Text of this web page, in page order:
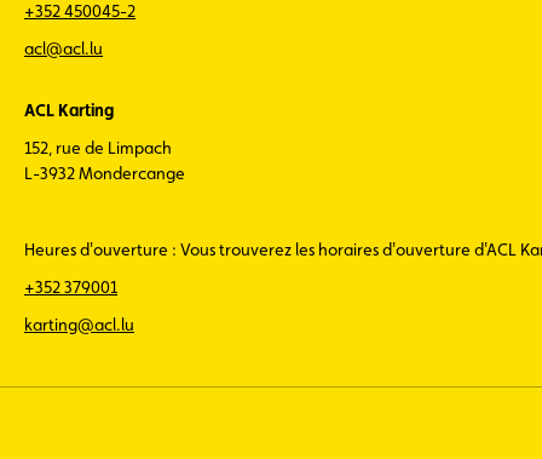
+352 450045-2
acl@acl.lu
ACL Karting
152, rue de Limpach
L-3932 Mondercange
Heures d'ouverture : Vous trouverez les horaires d'ouverture d'ACL
+352 379001
karting@acl.lu